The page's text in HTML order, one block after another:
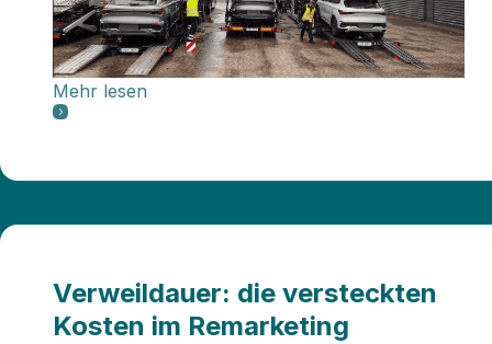
Mehr lesen
Verweildauer: die versteckten
Kosten im Remarketing